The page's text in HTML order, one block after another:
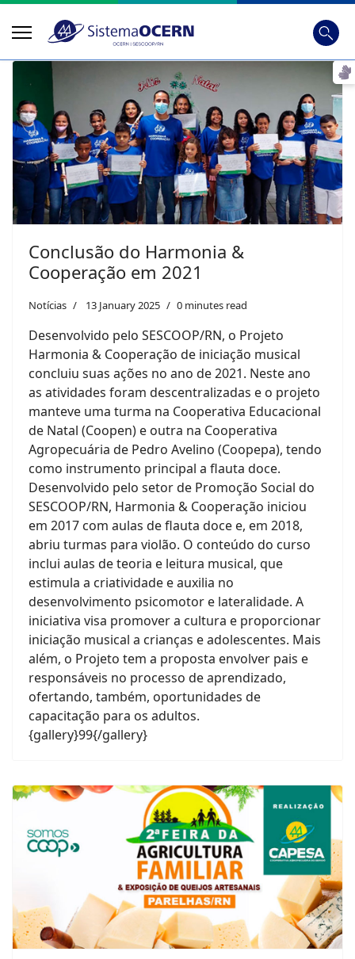
Busca
Conclusão do Harmonia &
Cooperação em 2021
Notícias 13 January 2025 0 minutes read
Desenvolvido pelo SESCOOP/RN, o Projeto
Harmonia & Cooperação de iniciação musical
concluiu suas ações no ano de 2021. Neste ano
as atividades foram descentralizadas e o projeto
manteve uma turma na Cooperativa Educacional
de Natal (Coopen) e outra na Cooperativa
Agropecuária de Pedro Avelino (Coopepa), tendo
como instrumento principal a flauta doce.
Desenvolvido pelo setor de Promoção Social do
SESCOOP/RN, Harmonia & Cooperação iniciou
em 2017 com aulas de flauta doce e, em 2018,
abriu turmas para violão. O conteúdo do curso
inclui aulas de teoria e leitura musical, que
estimula a criatividade e auxilia no
desenvolvimento psicomotor e lateralidade. A
iniciativa visa promover a cultura e proporcionar
iniciação musical a crianças e adolescentes. Mais
além, o Projeto tem a proposta envolver pais e
responsáveis no processo de aprendizado,
ofertando, também, oportunidades de
capacitação para os adultos.
{gallery}99{/gallery}